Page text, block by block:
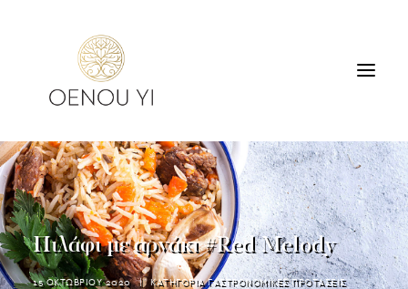
ΟΙΝΟΠΟΙΕΙΟ
ΠΡΟΪΟΝΤΑ
ΠΕΡΙΗΓΗΣΕΙΣ & ΓΕΥΣΙΓΝΩΣΙΑ
ΔΙΑΜΟΝΗ
ΕΠΙΚΟΙΝΩΝΙΑ
Πιλάφι με αρνάκι #Red Melody
15 ΟΚΤΩΒΡΙΟΥ 2020 | ΚΑΤΗΓΟΡΙΑΓΑΣΤΡΟΝΟΜΙΚΕΣ ΠΡΟΤΑΣΕΙΣ